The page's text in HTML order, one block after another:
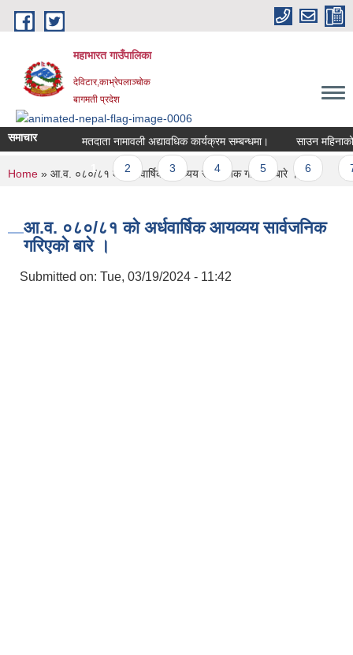
Skip to main content
महाभारत गाउँपालिका
देविटार,काभ्रेपलाञ्चोक
बागमती प्रदेश
समाचार मतदाता नामावली अद्यावधिक कार्यक्रम सम्बन्धमा। साउन महिनाको
Pages
1
You are here
Home » आ.व. ०८०/८१ काे अर्धवार्षिक आयव्यय सार्वजनिक गरिएकाे बारे ।
आ.व. ०८०/८१ काे अर्धवार्षिक आयव्यय सार्वजनिक
गरिएकाे बारे ।
Submitted on: Tue, 03/19/2024 - 11:42